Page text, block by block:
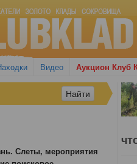
Видео Аукцион Клуб
Слеты, мероприятия